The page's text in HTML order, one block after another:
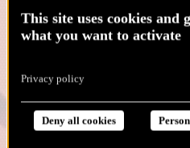
This site uses cookies and
what you want to activate
Deny all cookies
Privacy policy